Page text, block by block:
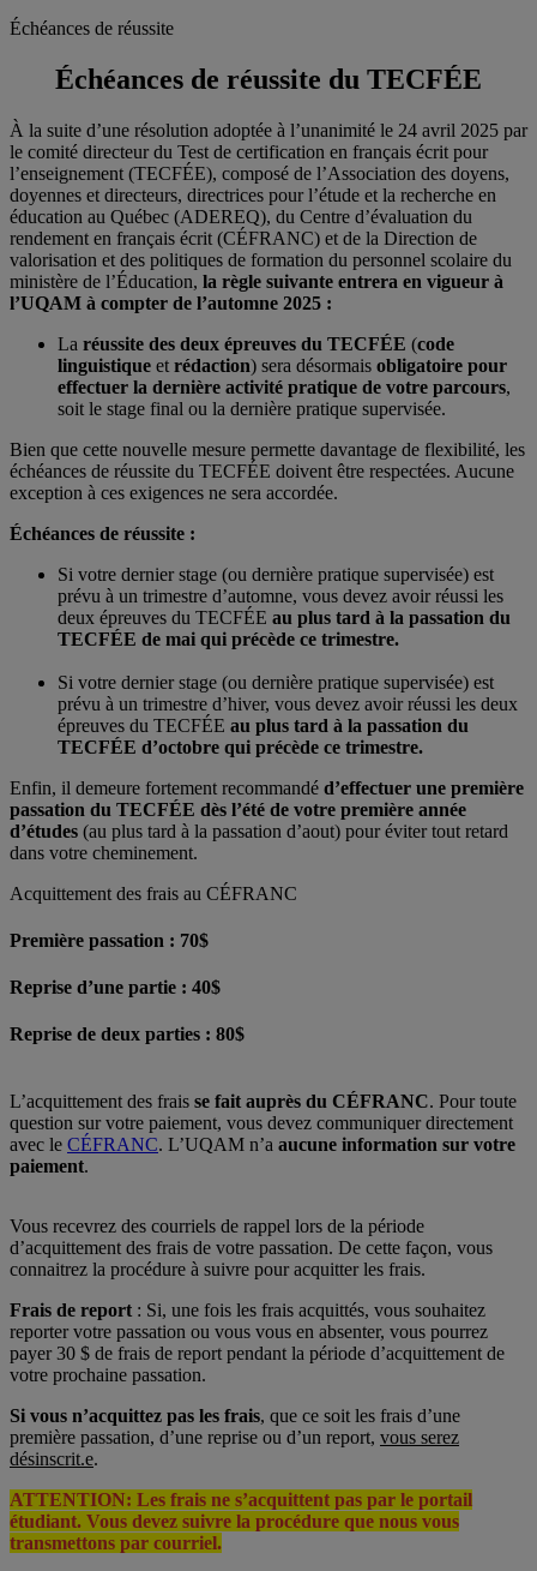
Échéances de réussite
Échéances de réussite du TECFÉE
À la suite d’une résolution adoptée à l’unanimité le 24 avril 2025 par
le comité directeur du Test de certification en français écrit pour
l’enseignement (TECFÉE), composé de l’Association des doyens,
doyennes et directeurs, directrices pour l’étude et la recherche en
éducation au Québec (ADEREQ), du Centre d’évaluation du
rendement en français écrit (CÉFRANC) et de la Direction de
valorisation et des politiques de formation du personnel scolaire du
ministère de l’Éducation, la règle suivante entrera en vigueur à
l’UQAM à compter de l’automne 2025 :
La réussite des deux épreuves du TECFÉE (code
linguistique et rédaction) sera désormais obligatoire pour
effectuer la dernière activité pratique de votre parcours,
soit le stage final ou la dernière pratique supervisée.
Bien que cette nouvelle mesure permette davantage de flexibilité, les
échéances de réussite du TECFÉE doivent être respectées. Aucune
exception à ces exigences ne sera accordée.
Échéances de réussite :
Si votre dernier stage (ou dernière pratique supervisée) est
prévu à un trimestre d’automne, vous devez avoir réussi les
deux épreuves du TECFÉE au plus tard à la passation du
TECFÉE de mai qui précède ce trimestre.
Si votre dernier stage (ou dernière pratique supervisée) est
prévu à un trimestre d’hiver, vous devez avoir réussi les deux
épreuves du TECFÉE au plus tard à la passation du
TECFÉE d’octobre qui précède ce trimestre.
Enfin, il demeure fortement recommandé d’effectuer une première
passation du TECFÉE dès l’été de votre première année
d’études (au plus tard à la passation d’aout) pour éviter tout retard
dans votre cheminement.
Acquittement des frais au CÉFRANC
Première passation : 70$
Reprise d’une partie : 40$
Reprise de deux parties : 80$
L’acquittement des frais se fait auprès du CÉFRANC. Pour toute
question sur votre paiement, vous devez communiquer directement
avec le CÉFRANC. L’UQAM n’a aucune information sur votre
paiement.
Vous recevrez des courriels de rappel lors de la période
d’acquittement des frais de votre passation. De cette façon, vous
connaitrez la procédure à suivre pour acquitter les frais.
Frais de report : Si, une fois les frais acquittés, vous souhaitez
reporter votre passation ou vous vous en absenter, vous pourrez
payer 30 $ de frais de report pendant la période d’acquittement de
votre prochaine passation.
Si vous n’acquittez pas les frais, que ce soit les frais d’une
première passation, d’une reprise ou d’un report, vous serez
désinscrit.e.
ATTENTION: Les frais ne s’acquittent pas par le portail
étudiant. Vous devez suivre la procédure que nous vous
transmettons par courriel.